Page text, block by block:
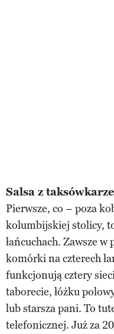
Salsa z
Pierwsze, co – poza
kolumbijskiej stolicy,
łańcuchach. Zawsze w
komórki na czterech
funkcjonują cztery
taborecie, łóżku
lub starsza pani. To
telefonicznej. Już za